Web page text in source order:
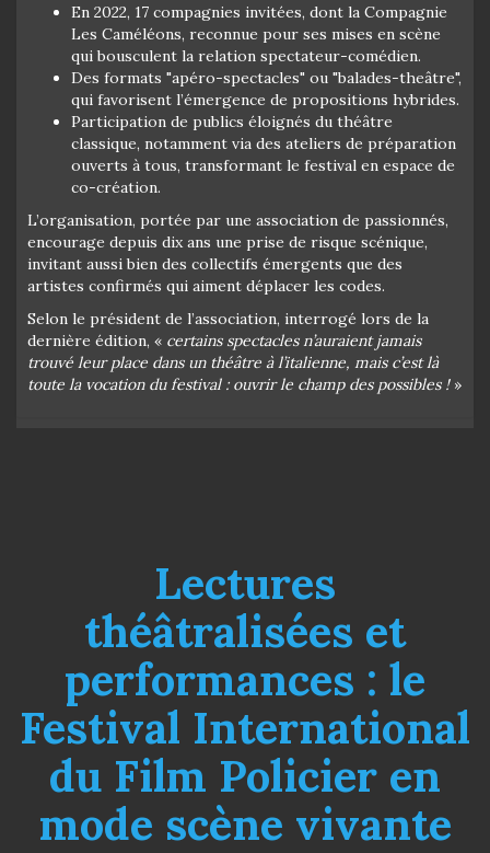
En 2022, 17 compagnies invitées, dont la Compagnie
Les Caméléons, reconnue pour ses mises en scène
qui bousculent la relation spectateur-comédien.
Des formats "apéro-spectacles" ou "balades-theâtre",
qui favorisent l’émergence de propositions hybrides.
Participation de publics éloignés du théâtre
classique, notamment via des ateliers de préparation
ouverts à tous, transformant le festival en espace de
co-création.
L’organisation, portée par une association de passionnés,
encourage depuis dix ans une prise de risque scénique,
invitant aussi bien des collectifs émergents que des
artistes confirmés qui aiment déplacer les codes.
Selon le président de l’association, interrogé lors de la
dernière édition, « certains spectacles n’auraient jamais
trouvé leur place dans un théâtre à l’italienne, mais c’est là
toute la vocation du festival : ouvrir le champ des possibles !»
Lectures
théâtralisées et
performances : le
Festival International
du Film Policier en
mode scène vivante